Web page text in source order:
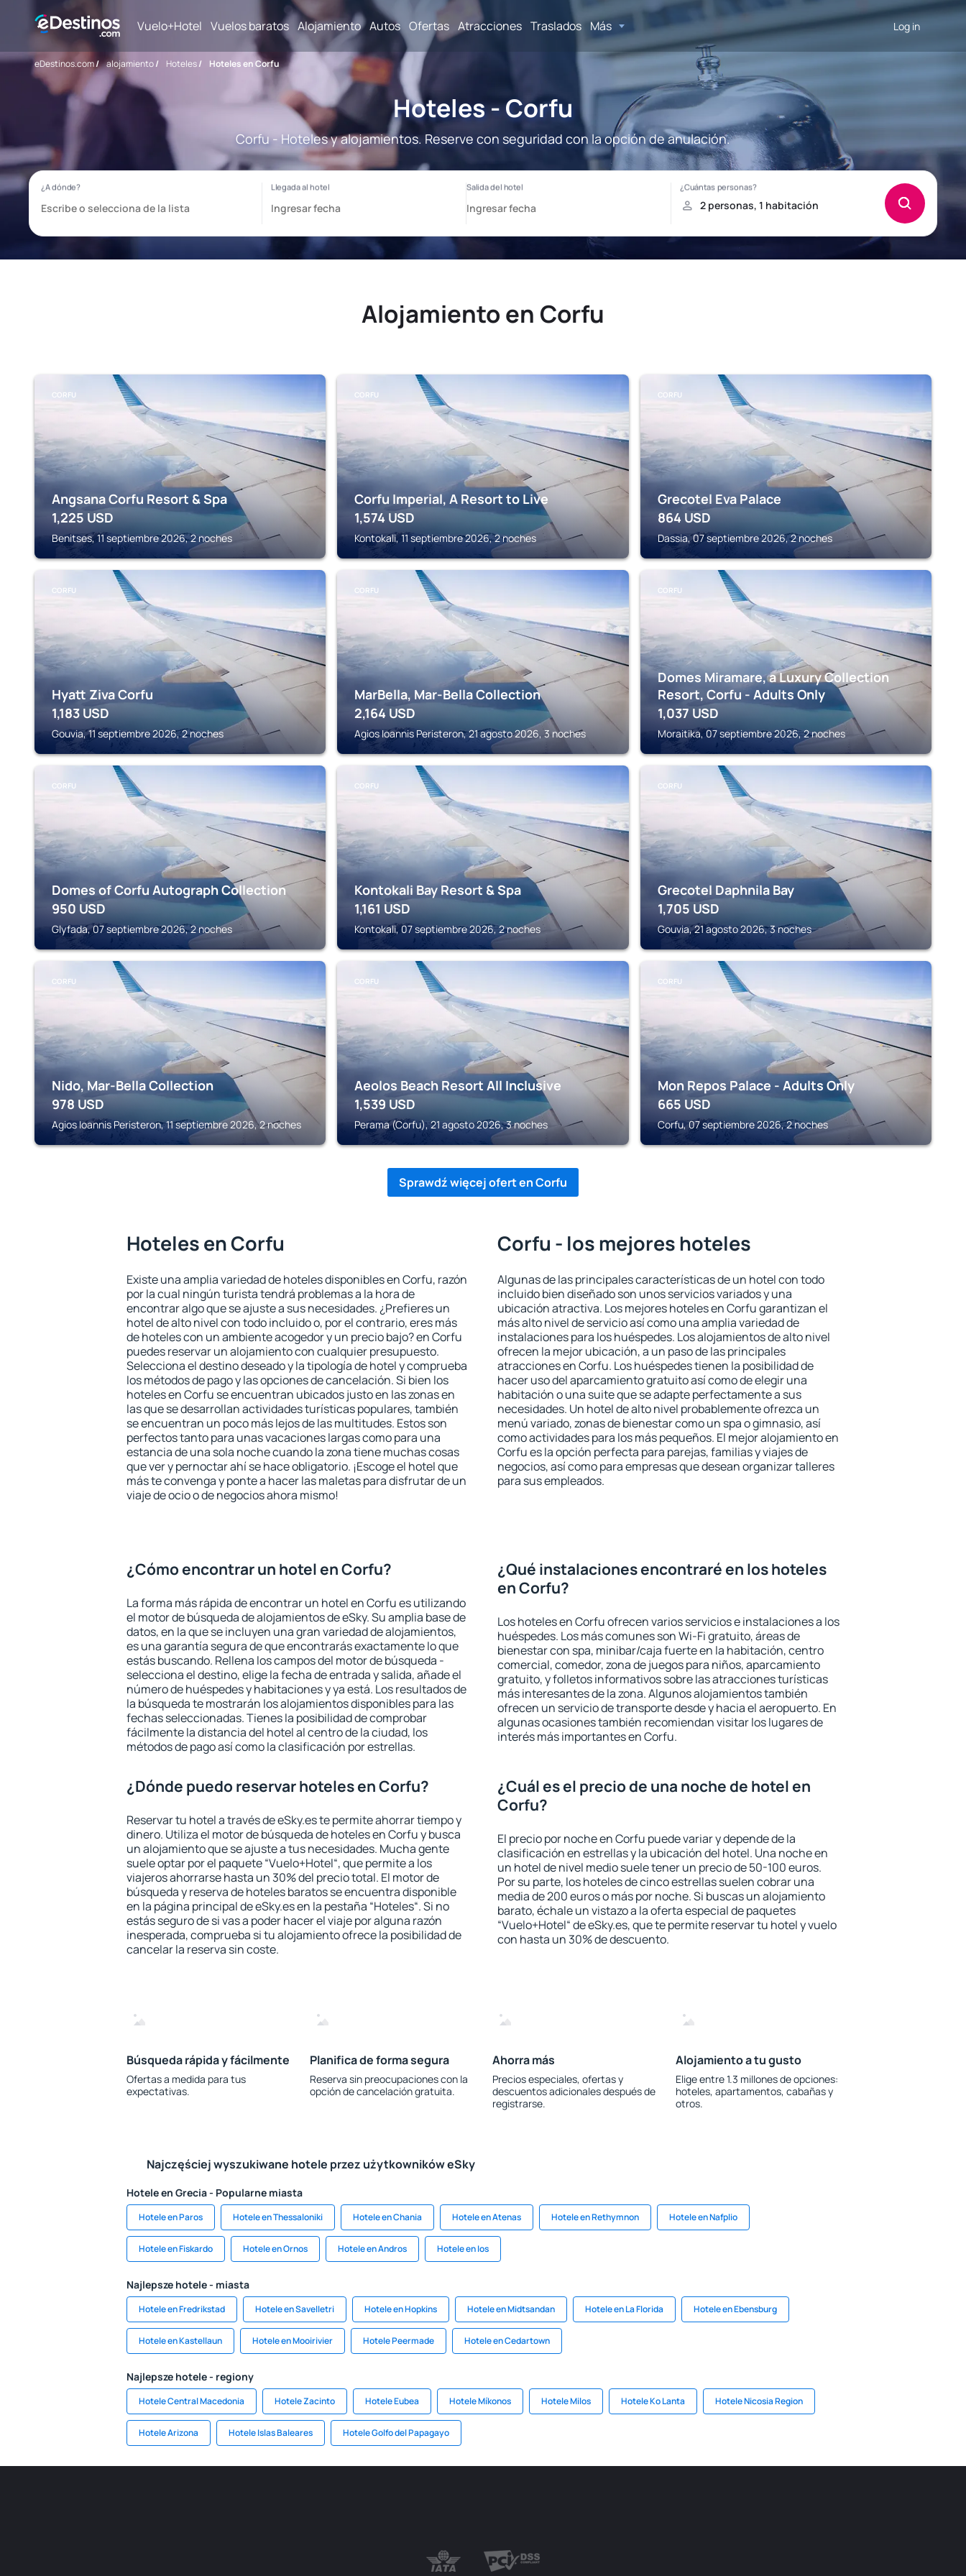
Vuelo+Hotel Vuelos baratos Alojamiento Autos Ofertas Atracciones Traslados Más Log in
eDestinos.com/ alojamiento/ Hoteles/ Hoteles en Corfu
Hoteles - Corfu
Corfu - Hoteles y alojamientos. Reserve con seguridad con la opción de anulación.
Alojamiento en Corfu
CORFU
Angsana Corfu Resort & Spa
1,225 USD
Benitses, 11 septiembre 2026, 2 noches
CORFU
Corfu Imperial, A Resort to Live
1,574 USD
Kontokali, 11 septiembre 2026, 2 noches
CORFU
Grecotel Eva Palace
864 USD
Dassia, 07 septiembre 2026, 2 noches
CORFU
Hyatt Ziva Corfu
1,183 USD
Gouvia, 11 septiembre 2026, 2 noches
CORFU
MarBella, Mar-Bella Collection
2,164 USD
Agios Ioannis Peristeron, 21 agosto 2026, 3 noches
CORFU
Domes Miramare, a Luxury Collection
Resort, Corfu - Adults Only
1,037 USD
Moraitika, 07 septiembre 2026, 2 noches
CORFU
Domes of Corfu Autograph Collection
950 USD
Glyfada, 07 septiembre 2026, 2 noches
CORFU
Kontokali Bay Resort & Spa
1,161 USD
Kontokali, 07 septiembre 2026, 2 noches
CORFU
Grecotel Daphnila Bay
1,705 USD
Gouvia, 21 agosto 2026, 3 noches
CORFU
Nido, Mar-Bella Collection
978 USD
Agios Ioannis Peristeron, 11 septiembre 2026, 2 noches
CORFU
Aeolos Beach Resort All Inclusive
1,539 USD
Perama (Corfu), 21 agosto 2026, 3 noches
CORFU
Mon Repos Palace - Adults Only
665 USD
Corfu, 07 septiembre 2026, 2 noches
Sprawdź więcej ofert en Corfu
Hoteles en Corfu
Existe una amplia variedad de hoteles disponibles en Corfu, razón
por la cual ningún turista tendrá problemas a la hora de
encontrar algo que se ajuste a sus necesidades. ¿Prefieres un
hotel de alto nivel con todo incluido o, por el contrario, eres más
de hoteles con un ambiente acogedor y un precio bajo? en Corfu
puedes reservar un alojamiento con cualquier presupuesto.
Selecciona el destino deseado y la tipología de hotel y comprueba
los métodos de pago y las opciones de cancelación. Si bien los
hoteles en Corfu se encuentran ubicados justo en las zonas en
las que se desarrollan actividades turísticas populares, también
se encuentran un poco más lejos de las multitudes. Estos son
perfectos tanto para unas vacaciones largas como para una
estancia de una sola noche cuando la zona tiene muchas cosas
que ver y pernoctar ahí se hace obligatorio. ¡Escoge el hotel que
más te convenga y ponte a hacer las maletas para disfrutar de un
viaje de ocio o de negocios ahora mismo!
Corfu - los mejores hoteles
Algunas de las principales características de un hotel con todo
incluido bien diseñado son unos servicios variados y una
ubicación atractiva. Los mejores hoteles en Corfu garantizan el
más alto nivel de servicio así como una amplia variedad de
instalaciones para los huéspedes. Los alojamientos de alto nivel
ofrecen la mejor ubicación, a un paso de las principales
atracciones en Corfu. Los huéspedes tienen la posibilidad de
hacer uso del aparcamiento gratuito así como de elegir una
habitación o una suite que se adapte perfectamente a sus
necesidades. Un hotel de alto nivel probablemente ofrezca un
menú variado, zonas de bienestar como un spa o gimnasio, así
como actividades para los más pequeños. El mejor alojamiento en
Corfu es la opción perfecta para parejas, familias y viajes de
negocios, así como para empresas que desean organizar talleres
para sus empleados.
¿Cómo encontrar un hotel en Corfu?
La forma más rápida de encontrar un hotel en Corfu es utilizando
el motor de búsqueda de alojamientos de eSky. Su amplia base de
datos, en la que se incluyen una gran variedad de alojamientos,
es una garantía segura de que encontrarás exactamente lo que
estás buscando. Rellena los campos del motor de búsqueda -
selecciona el destino, elige la fecha de entrada y salida, añade el
número de huéspedes y habitaciones y ya está. Los resultados de
la búsqueda te mostrarán los alojamientos disponibles para las
fechas seleccionadas. Tienes la posibilidad de comprobar
fácilmente la distancia del hotel al centro de la ciudad, los
métodos de pago así como la clasificación por estrellas.
¿Qué instalaciones encontraré en los hoteles
en Corfu?
Los hoteles en Corfu ofrecen varios servicios e instalaciones a los
huéspedes. Los más comunes son Wi-Fi gratuito, áreas de
bienestar con spa, minibar/caja fuerte en la habitación, centro
comercial, comedor, zona de juegos para niños, aparcamiento
gratuito, y folletos informativos sobre las atracciones turísticas
más interesantes de la zona. Algunos alojamientos también
ofrecen un servicio de transporte desde y hacia el aeropuerto. En
algunas ocasiones también recomiendan visitar los lugares de
interés más importantes en Corfu.
¿Dónde puedo reservar hoteles en Corfu?
Reservar tu hotel a través de eSky.es te permite ahorrar tiempo y
dinero. Utiliza el motor de búsqueda de hoteles en Corfu y busca
un alojamiento que se ajuste a tus necesidades. Mucha gente
suele optar por el paquete “Vuelo+Hotel“, que permite a los
viajeros ahorrarse hasta un 30% del precio total. El motor de
búsqueda y reserva de hoteles baratos se encuentra disponible
en la página principal de eSky.es en la pestaña “Hoteles“. Si no
estás seguro de si vas a poder hacer el viaje por alguna razón
inesperada, comprueba si tu alojamiento ofrece la posibilidad de
cancelar la reserva sin coste.
¿Cuál es el precio de una noche de hotel en
Corfu?
El precio por noche en Corfu puede variar y depende de la
clasificación en estrellas y la ubicación del hotel. Una noche en
un hotel de nivel medio suele tener un precio de 50-100 euros.
Por su parte, los hoteles de cinco estrellas suelen cobrar una
media de 200 euros o más por noche. Si buscas un alojamiento
barato, échale un vistazo a la oferta especial de paquetes
“Vuelo+Hotel“ de eSky.es, que te permite reservar tu hotel y vuelo
con hasta un 30% de descuento.
Búsqueda rápida y fácilmente
Ofertas a medida para tus
expectativas.
Planifica de forma segura
Reserva sin preocupaciones con la
opción de cancelación gratuita.
Ahorra más
Precios especiales, ofertas y
descuentos adicionales después de
registrarse.
Alojamiento a tu gusto
Elige entre 1.3 millones de opciones:
hoteles, apartamentos, cabañas y
otros.
Najczęściej wyszukiwane hotele przez użytkowników eSky
Hotele en Grecia - Popularne miasta
Hotele en Paros Hotele en Thessaloniki Hotele en Chania Hotele en Atenas Hotele en Rethymnon Hotele en Nafplio
Hotele en Fiskardo Hotele en Ornos Hotele en Andros Hotele en Ios
Najlepsze hotele - miasta
Hotele en Fredrikstad Hotele en Savelletri Hotele en Hopkins Hotele en Midtsandan Hotele en La Florida Hotele en Ebensburg
Hotele en Kastellaun Hotele en Mooirivier Hotele Peermade Hotele en Cedartown
Najlepsze hotele - regiony
Hotele Central Macedonia Hotele Zacinto Hotele Eubea Hotele Míkonos Hotele Milos Hotele Ko Lanta Hotele Nicosia Region
Hotele Arizona Hotele Islas Baleares Hotele Golfo del Papagayo